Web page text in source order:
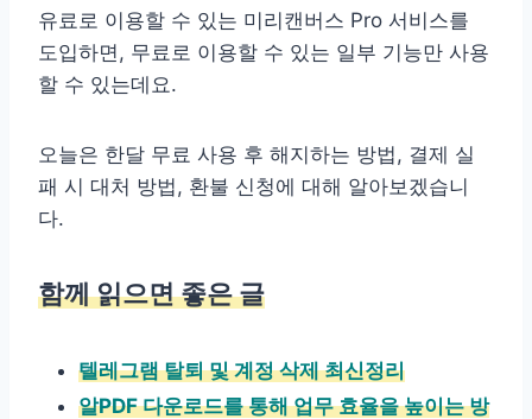
유료로 이용할 수 있는 미리캔버스 Pro 서비스를
도입하면, 무료로 이용할 수 있는 일부 기능만 사용
할 수 있는데요.
오늘은 한달 무료 사용 후 해지하는 방법, 결제 실
패 시 대처 방법, 환불 신청에 대해 알아보겠습니
다.
함께 읽으면 좋은 글
텔레그램 탈퇴 및 계정 삭제 최신정리
알PDF 다운로드를 통해 업무 효율을 높이는 방